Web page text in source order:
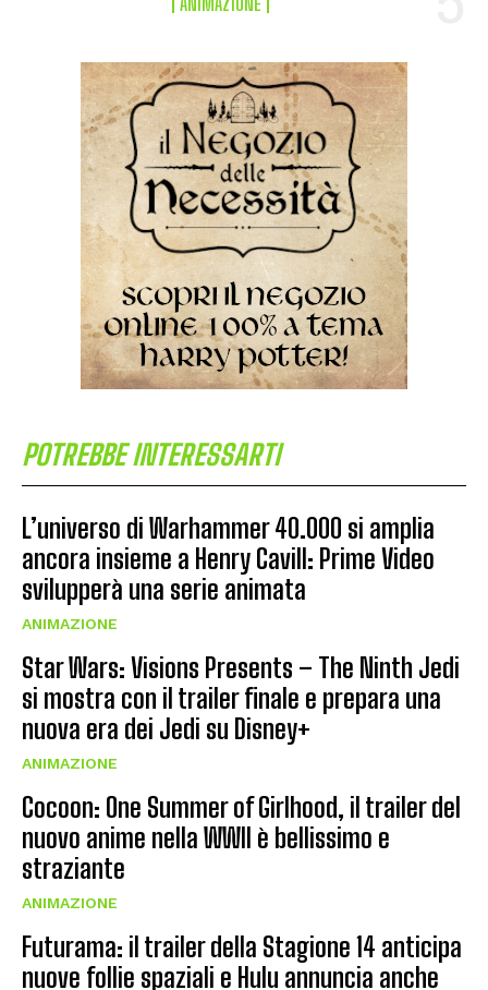
ANIMAZIONE
POTREBBE INTERESSARTI
L’universo di Warhammer 40.000 si amplia
ancora insieme a Henry Cavill: Prime Video
svilupperà una serie animata
ANIMAZIONE
Star Wars: Visions Presents – The Ninth Jedi
si mostra con il trailer finale e prepara una
nuova era dei Jedi su Disney+
ANIMAZIONE
Cocoon: One Summer of Girlhood, il trailer del
nuovo anime nella WWII è bellissimo e
straziante
ANIMAZIONE
Futurama: il trailer della Stagione 14 anticipa
nuove follie spaziali e Hulu annuncia anche